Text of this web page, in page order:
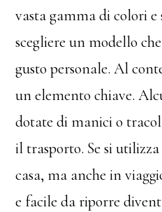
vasta gamma di colori
scegliere un modello
gusto personale. Al
un elemento chiave.
dotate di manici o
il trasporto. Se si
casa, ma anche in
e facile da riporre